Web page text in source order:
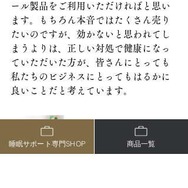
ール製品をご利用いただければと思い
ます。もちろん本音ではたくさん売り
たいのですが、効かないと思われてし
まうよりは、正しい対処で健康になっ
ていただいた方が、皆さんにとっても
私たちのビジネスにとってもはるかに
良いことだと考えています。
睡眠サポート専門SHOP 商品一覧